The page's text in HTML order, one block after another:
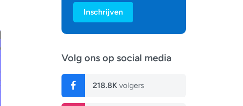
Inschrijven
Volg ons op social media
218.8K volgers